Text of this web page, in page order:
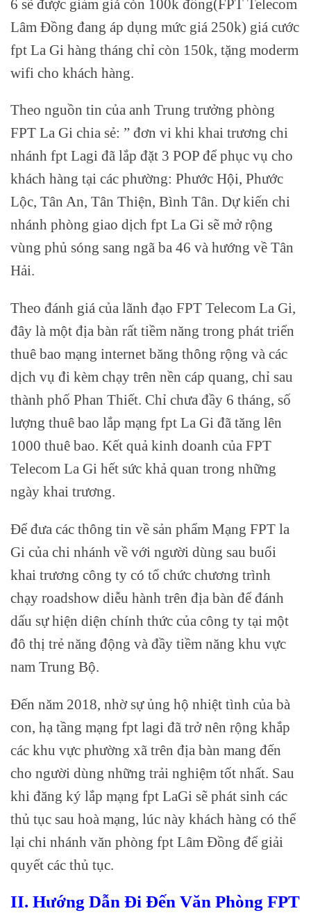
6 sẽ được giảm giá còn 100k đồng(FPT Telecom
Lâm Đồng đang áp dụng mức giá 250k) giá cước
fpt La Gi hàng tháng chỉ còn 150k, tặng moderm
wifi cho khách hàng.
Theo nguồn tin của anh Trung trưởng phòng
FPT La Gi chia sẻ: ” đơn vi khi khai trương chi
nhánh fpt Lagi đã lắp đặt 3 POP để phục vụ cho
khách hàng tại các phường: Phước Hội, Phước
Lộc, Tân An, Tân Thiện, Bình Tân. Dự kiến chi
nhánh phòng giao dịch fpt La Gi sẽ mở rộng
vùng phủ sóng sang ngã ba 46 và hướng về Tân
Hải.
Theo đánh giá của lãnh đạo FPT Telecom La Gi,
đây là một địa bàn rất tiềm năng trong phát triển
thuê bao mạng internet băng thông rộng và các
dịch vụ đi kèm chạy trên nền cáp quang, chỉ sau
thành phố Phan Thiết. Chỉ chưa đầy 6 tháng, số
lượng thuê bao lắp mạng fpt La Gi đã tăng lên
1000 thuê bao. Kết quả kinh doanh của FPT
Telecom La Gi hết sức khả quan trong những
ngày khai trương.
Để đưa các thông tin về sản phẩm Mạng FPT la
Gi của chi nhánh về với người dùng sau buổi
khai trương công ty có tổ chức chương trình
chạy roadshow diễu hành trên địa bàn để đánh
dấu sự hiện diện chính thức của công ty tại một
đô thị trẻ năng động và đầy tiềm năng khu vực
nam Trung Bộ.
Đến năm 2018, nhờ sự ủng hộ nhiệt tình của bà
con, hạ tầng mạng fpt lagi đã trở nên rộng khắp
các khu vực phường xã trên địa bàn mang đến
cho người dùng những trải nghiệm tốt nhất. Sau
khi đăng ký lắp mạng fpt LaGi sẽ phát sinh các
thủ tục sau hoà mạng, lúc này khách hàng có thể
lại chi nhánh văn phòng fpt Lâm Đồng để giải
quyết các thủ tục.
II. Hướng Dẫn Đi Đến Văn Phòng FPT